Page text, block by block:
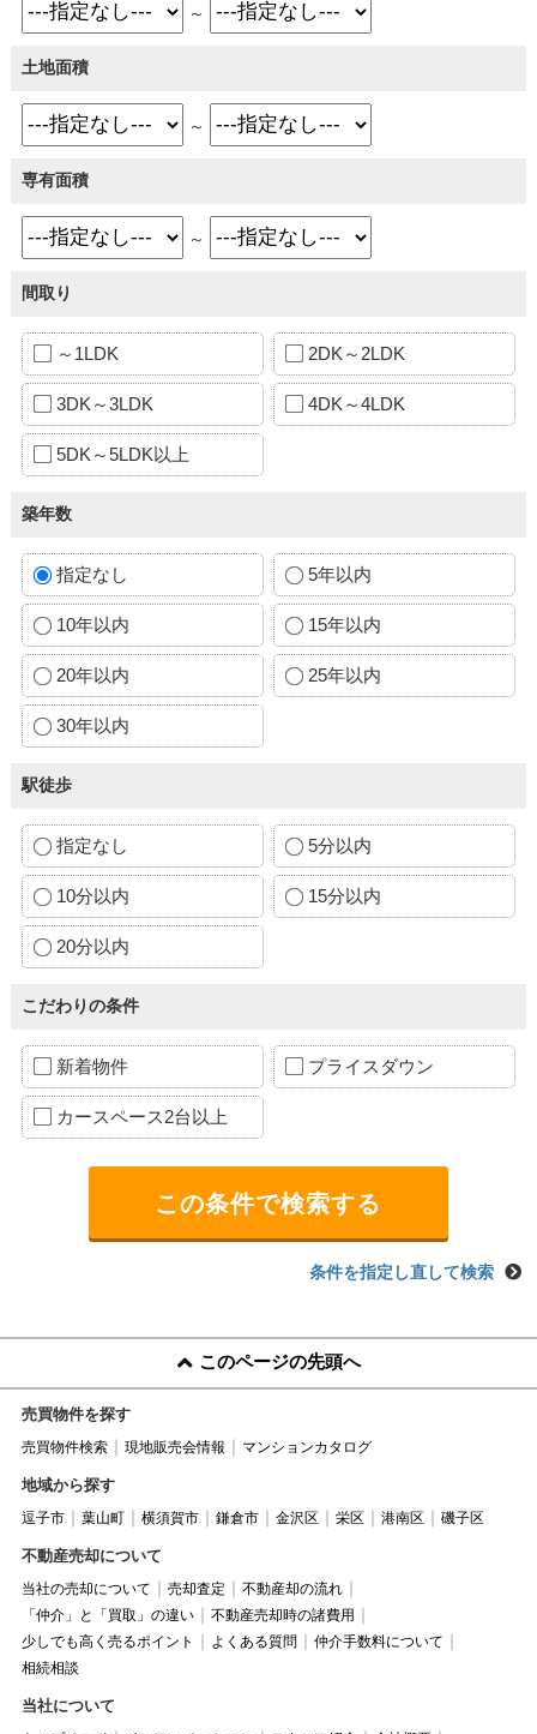
～
土地面積
～
専有面積
～
間取り
～1LDK 2DK～2LDK
3DK～3LDK 4DK～4LDK
5DK～5LDK以上
築年数
指定なし 5年以内
10年以内 15年以内
20年以内 25年以内
30年以内
駅徒歩
指定なし 5分以内
10分以内 15分以内
20分以内
こだわりの条件
新着物件 プライスダウン
カースペース2台以上
条件を指定し直して検索
このページの先頭へ
売買物件を探す
売買物件検索 現地販売会情報 マンションカタログ
地域から探す
逗子市 葉山町 横須賀市 鎌倉市 金沢区 栄区 港南区 磯子区
不動産売却について
当社の売却について 売却査定
不動産却の流れ
「仲介」と「買取」の違い
不動産売却時の諸費用
少しでも高く売るポイント
よくある質問
仲介手数料について
相続相談
当社について